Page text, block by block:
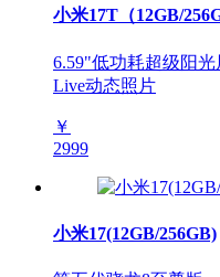
小米17T（12GB/
6.59"低功耗超级阳
Live动态照片
￥
2999
小米17(12GB/256GB)